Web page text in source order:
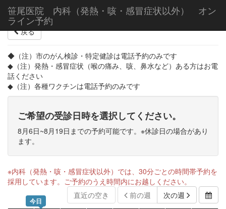
笹尾医院 内科（発熱・咳・感冒症状以外） オン
ライン予約
戻る
◆（注）市のがん検診・特定健診は電話予約のみです
◆（注）発熱・感冒症状（喉の痛み、咳、鼻水など）ある方はお電
話ください
◆（注）各種ワクチンは電話予約のみです
ご希望の受診日時を選択してください。
8月6日~8月19日までの予約可能です。※休診日の場合があり
ます。
※内科（発熱・咳・感冒症状以外）では、30分ごとの時間帯予約を
採用しています。ご予約のうえ時間内にお越しください。
直近の空き
前の週 次の週
今日